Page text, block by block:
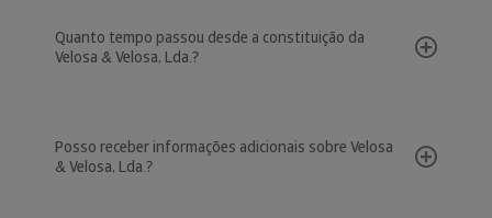
Quanto tempo passou desde a constituição da
Velosa & Velosa, Lda.?
Posso receber informações adicionais sobre Velosa
& Velosa, Lda.?